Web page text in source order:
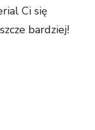
Ci się
bardziej!